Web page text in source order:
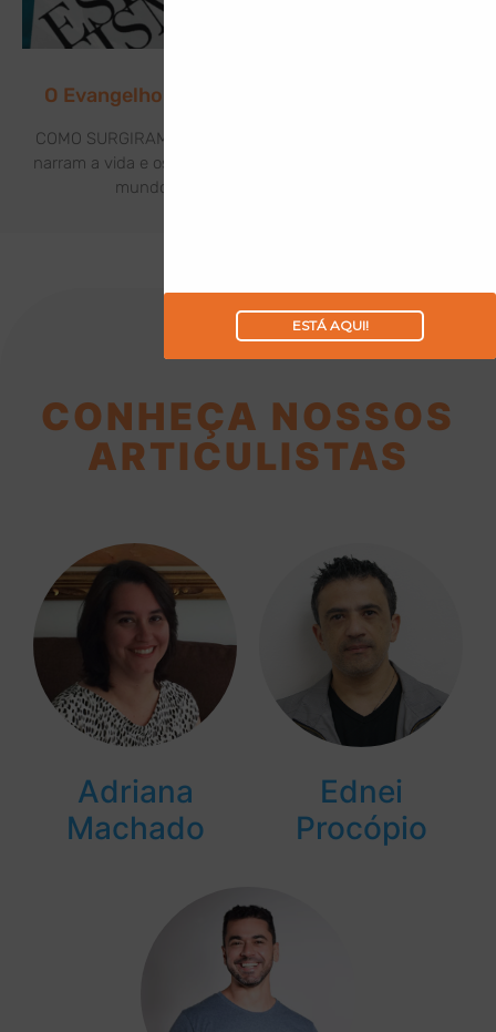
O Evangelho de Jesus à Luz do Espiritismo
COMO SURGIRAM OS EVANGELHOS? Os Evangelhos que
narram a vida e os feitos de Jesus Cristo foram levados ao
mundo por meio de seus discípulos:
CONHEÇA NOSSOS
ARTICULISTAS
Adriana
Machado
Ednei
Procópio
ESTÁ AQUI!